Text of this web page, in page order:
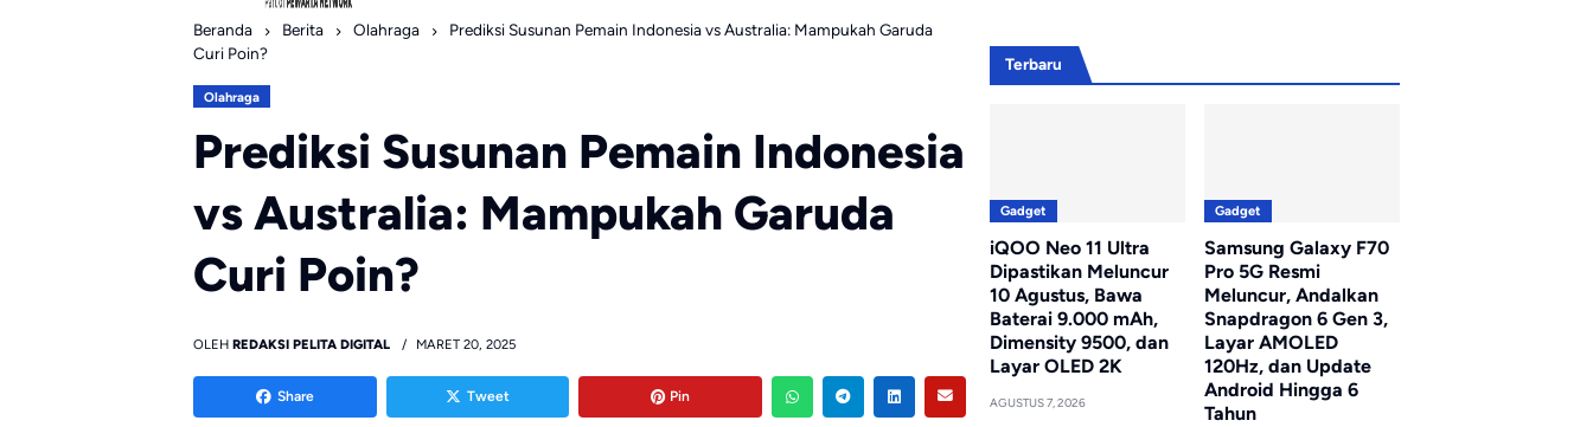
Beranda Berita Olahraga
Prediksi Susunan Pemain Indonesia vs Australia: Mampukah Garuda
Curi Poin?
Olahraga
Prediksi Susunan Pemain Indonesia
vs Australia: Mampukah Garuda
Curi Poin?
OLEH REDAKSI PELITA DIGITAL MARET 20, 2025
Share Tweet Pin
Terbaru
Gadget
iQOO Neo 11 Ultra
Dipastikan Meluncur
10 Agustus, Bawa
Baterai 9.000 mAh,
Dimensity 9500, dan
Layar OLED 2K
AGUSTUS 7, 2026
Gadget
Samsung Galaxy F70
Pro 5G Resmi
Meluncur, Andalkan
Snapdragon 6 Gen 3,
Layar AMOLED
120Hz, dan Update
Android Hingga 6
Tahun